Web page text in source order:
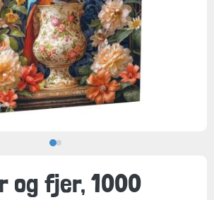
og fjer, 1000